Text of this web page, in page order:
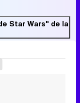
Star Wars" de la